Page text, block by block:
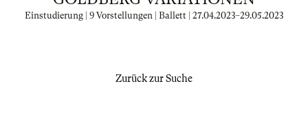
Einstudierung | 9 Vorstellungen | Ballett | 27.04.2023–29.05.2023
Zurück zur Suche